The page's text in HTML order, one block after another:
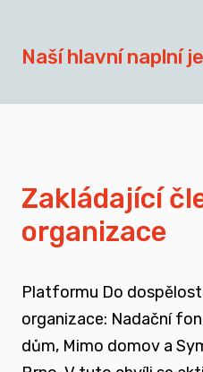
Naší hlavní naplní
spojovat sílu hlasu
zapojovat se do
souvisí i se
jako takového
Zakládající
organizace
Platformu Do
organizace: Nadační
dům, Mimo domov a